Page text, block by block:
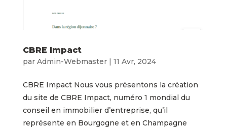
CBRE Impact
par Admin-Webmaster| 11 Avr, 2024
CBRE Impact Nous vous présentons la création
du site de CBRE Impact, numéro 1 mondial du
conseil en immobilier d’entreprise, qu’il
représente en Bourgogne et en Champagne